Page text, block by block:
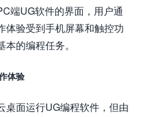
端UG软件的界面，用户通
体验受到手机屏幕和触控功
的编程任务。
体验
桌面运行UG编程软件，但由